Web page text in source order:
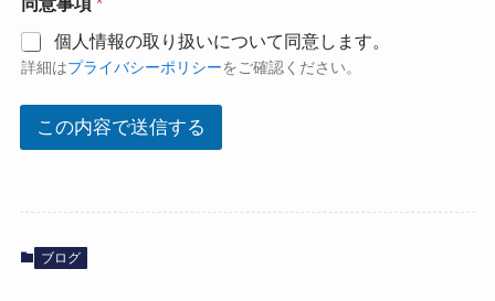
ー
ル
ア
ド
ス
意
同
事
同意事項 *
個人情報の取り扱いについて同意します。
詳細はプライバシーポリシーをご確認ください。
この内容で送信する
ブログ